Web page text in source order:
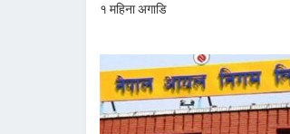
१ महिना अगाडि